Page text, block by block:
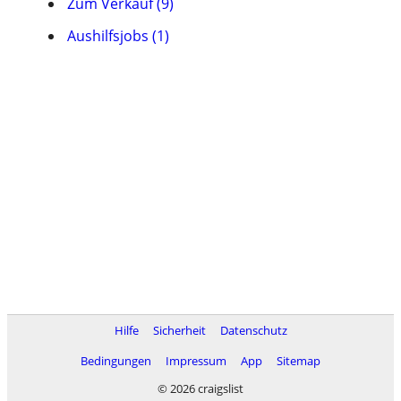
Aushilfsjobs (1)
Hilfe Sicherheit
Datenschutz
Bedingungen
Impressum App
Sitemap
© 2026 craigslist